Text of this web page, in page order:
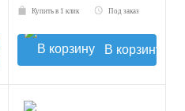
Купить в 1 клик Под заказ
В корзину